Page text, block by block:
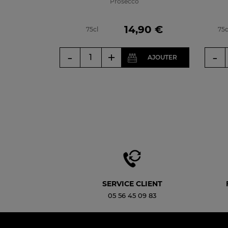
75cl Prix
14,90 €
- + AJOUTER
75cl
-
SERVICE CLIENT
05 56 45 09 83